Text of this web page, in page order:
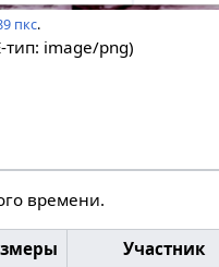
пкс.
тип: image/png)
времени.
Участник